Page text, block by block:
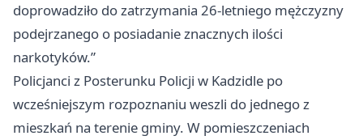
doprowadziło do zatrzymania 26-letniego mężczyzny
podejrzanego o posiadanie znacznych ilości
narkotyków.”
Policjanci z Posterunku Policji w Kadzidle po
wcześniejszym rozpoznaniu weszli do jednego z
mieszkań na terenie gminy. W pomieszczeniach